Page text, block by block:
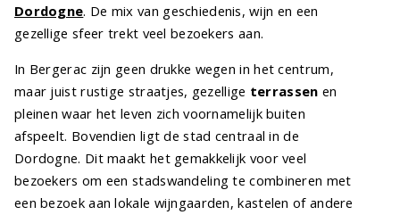
Dordogne. De mix van geschiedenis, wijn en een
gezellige sfeer trekt veel bezoekers aan.
In Bergerac zijn geen drukke wegen in het centrum,
maar juist rustige straatjes, gezellige terrassen en
pleinen waar het leven zich voornamelijk buiten
afspeelt. Bovendien ligt de stad centraal in de
Dordogne. Dit maakt het gemakkelijk voor veel
bezoekers om een stadswandeling te combineren met
een bezoek aan lokale wijngaarden, kastelen of andere